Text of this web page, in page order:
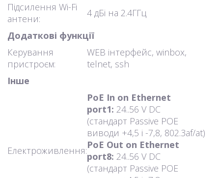
Підсилення Wi-Fi
антени:
4 дБі на 2.4ГГц
Додаткові функції
Керування
пристроєм:
WEB інтерфейс, winbox,
telnet, ssh
Інше
Електроживлення:
PoE In on Ethernet
port1: 24..56 V DC
(стандарт Passive POE
виводи +4,5 і -7,8, 802.3af/at)
PoE Out on Ethernet
port8: 24..56 V DC
(стандарт Passive POE